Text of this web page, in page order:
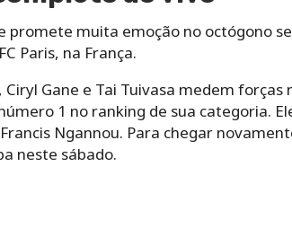
promete muita emoção no octógono
Paris, na França.
Ciryl Gane e Tai Tuivasa medem
1 no ranking de sua categoria.
Ngannou. Para chegar
neste sábado.